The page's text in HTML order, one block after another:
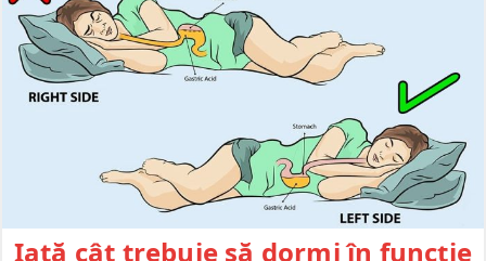
Iată cât trebuie să dormi în funcție